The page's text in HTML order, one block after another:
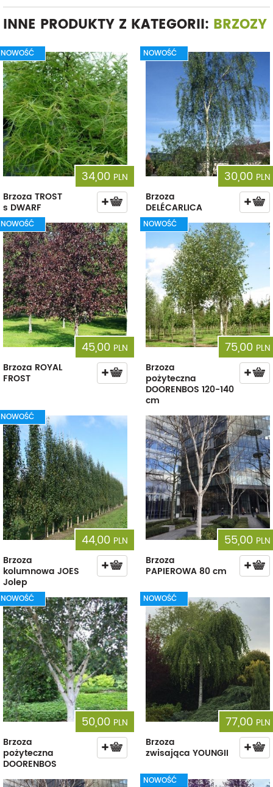
INNE PRODUKTY Z KATEGORII: BRZOZY
NOWOŚĆ
34,00 PLN
Brzoza TROST
s DWARF
NOWOŚĆ
30,00 PLN
Brzoza
DELÉCARLICA
NOWOŚĆ
45,00 PLN
Brzoza ROYAL
FROST
NOWOŚĆ
75,00 PLN
Brzoza
pożyteczna
DOORENBOS 120-140
cm
NOWOŚĆ
44,00 PLN
Brzoza
kolumnowa JOES
Jolep
55,00 PLN
Brzoza
PAPIEROWA 80 cm
NOWOŚĆ
50,00 PLN
Brzoza
pożyteczna
DOORENBOS
NOWOŚĆ
77,00 PLN
Brzoza
zwisająca YOUNGII
NOWOŚĆ